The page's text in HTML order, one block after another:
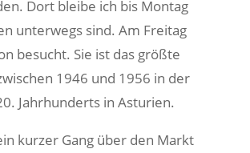
Dort bleibe ich bis Montag
unterwegs sind. Am Freitag
besucht. Sie ist das größte
1946 und 1956 in der
Jahrhunderts in Asturien.
kurzer Gang über den Markt